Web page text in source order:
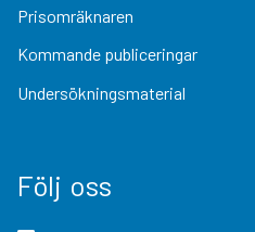
Prisomräknaren
Kommande publiceringar
Undersökningsmaterial
Följ oss